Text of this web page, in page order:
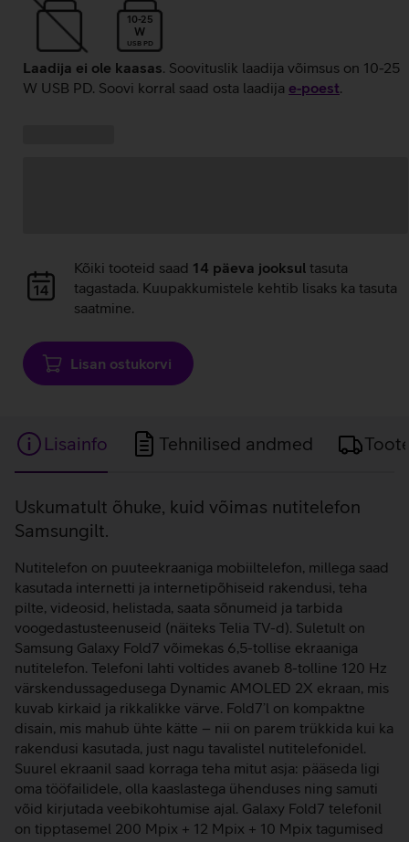
10-25
W
USB PD
Laadija ei ole kaasas. Soovituslik laadija võimsus on 10-25
W USB PD. Soovi korral saad osta laadija e‑poest.
Andmete
laadimine
Kõiki tooteid saad 14 päeva jooksul tasuta
tagastada. Kuupakkumistele kehtib lisaks ka tasuta
saatmine.
Lisan ostukorvi
Lisainfo Tehnilised andmed
Lisainfo
Uskumatult õhuke, kuid võimas nutitelefon
Samsungilt.
Nutitelefon on puuteekraaniga mobiiltelefon, millega saad
kasutada internetti ja internetipõhiseid rakendusi, teha
pilte, videosid, helistada, saata sõnumeid ja tarbida
voogedastusteenuseid (näiteks Telia TV-d). Suletult on
Samsung Galaxy Fold7 võimekas 6,5-tollise ekraaniga
nutitelefon. Telefoni lahti voltides avaneb 8-tolline 120 Hz
värskendussagedusega Dynamic AMOLED 2X ekraan, mis
kuvab kirkaid ja rikkalikke värve. Fold7’l on kompaktne
disain, mis mahub ühte kätte – nii on parem trükkida kui ka
rakendusi kasutada, just nagu tavalistel nutitelefonidel.
Suurel ekraanil saad korraga teha mitut asja: pääseda ligi
oma tööfailidele, olla kaaslastega ühenduses ning samuti
võid kirjutada veebikohtumise ajal. Galaxy Fold7 telefonil
on tipptasemel 200 Mpix + 12 Mpix + 10 Mpix tagumised